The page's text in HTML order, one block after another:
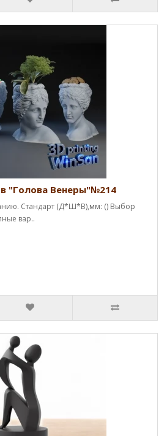
"Голова Венеры"№214
Стандарт (Д*Ш*В),мм: () Выбор
вар..